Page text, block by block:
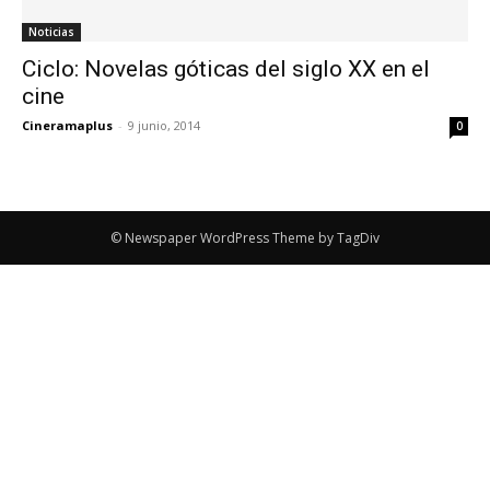
Noticias
Ciclo: Novelas góticas del siglo XX en el
cine
Cineramaplus - 9 junio, 2014 0
© Newspaper WordPress Theme by TagDiv